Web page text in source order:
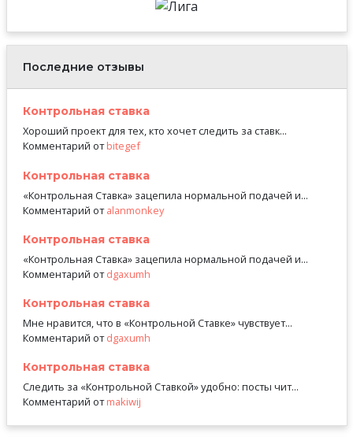
Последние отзывы
Контрольная ставка
Хороший проект для тех, кто хочет следить за ставк...
Комментарий отbitegef
Контрольная ставка
«Контрольная Ставка» зацепила нормальной подачей и...
Комментарий отalanmonkey
Контрольная ставка
«Контрольная Ставка» зацепила нормальной подачей и...
Комментарий отdgaxumh
Контрольная ставка
Мне нравится, что в «Контрольной Ставке» чувствует...
Комментарий отdgaxumh
Контрольная ставка
Следить за «Контрольной Ставкой» удобно: посты чит...
Комментарий отmakiwij